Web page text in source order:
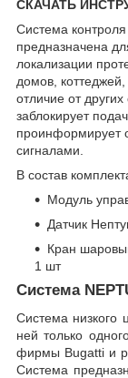
СКАЧАТЬ
Система
предназначена
локализации
домов,
отличие от
заблокирует
проинформирует
сигналами.
В состав
Модуль
Датчик
Кран
1 шт
Система
Система низкого
ней только
фирмы Вugatti и
Система